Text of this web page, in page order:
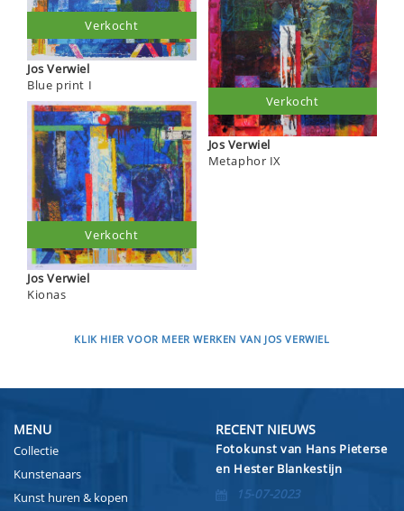
Jos Verwiel
Blue print I
Verkocht
Jos Verwiel
Kionas
Verkocht
Jos Verwiel
Metaphor IX
Verkocht
KLIK HIER VOOR MEER WERKEN VAN JOS VERWIEL
MENU
Collectie
Kunstenaars
Kunst huren & kopen
RECENT NIEUWS
Fotokunst van Hans Pieterse
en Hester Blankestijn
15-07-2023